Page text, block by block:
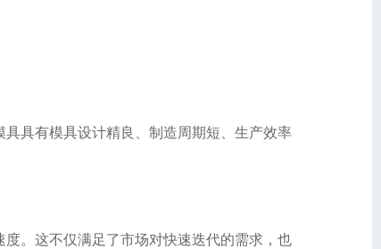
具有模具设计精良、制造周期短、生产效率
。这不仅满足了市场对快速迭代的需求，也